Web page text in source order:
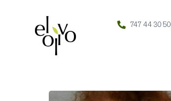
747 44 30 50